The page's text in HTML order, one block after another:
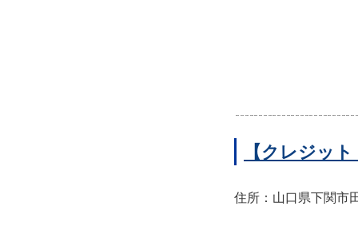
【クレジッ
住所：山口県下関市